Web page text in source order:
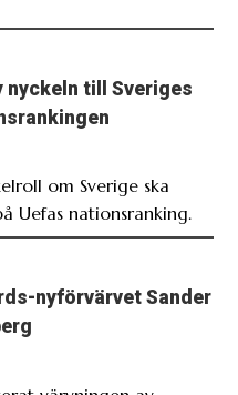
nyckeln till Sveriges
om Sverige ska
Uefas nationsranking.
nyförvärvet Sander